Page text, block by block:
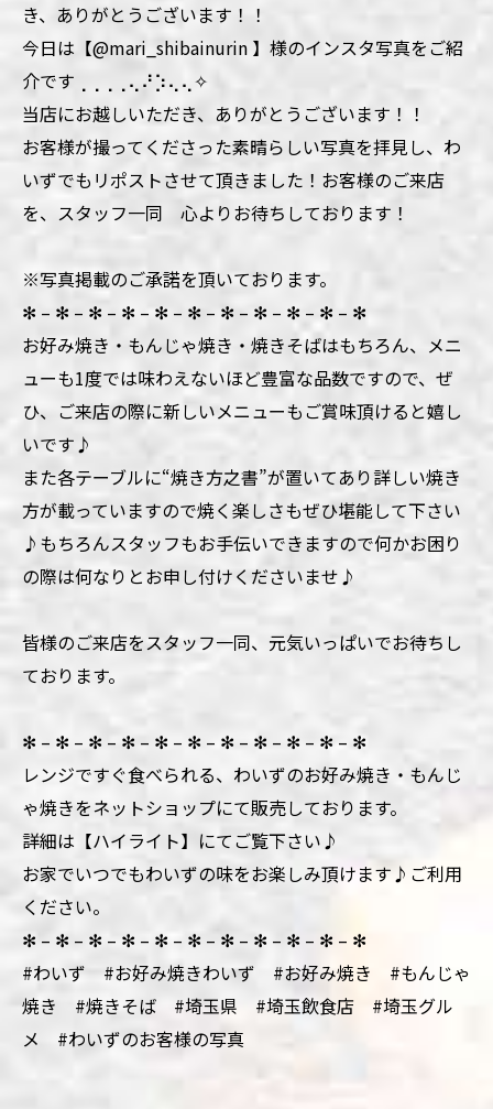
き、ありがとうございます！！
今日は【@mari_shibainurin 】様のインスタ写真をご紹
介です⢀⢀⢀⢀⢄⠜⡱⢄⢄✧
当店にお越しいただき、ありがとうございます！！
お客様が撮ってくださった素晴らしい写真を拝見し、わ
いずでもリポストさせて頂きました！お客様のご来店
を、スタッフ一同 心よりお待ちしております！
※写真掲載のご承諾を頂いております。
✻ – ✻ – ✻ – ✻ – ✻ – ✻ – ✻ – ✻ – ✻ – ✻ – ✻
お好み焼き・もんじゃ焼き・焼きそばはもちろん、メニ
ューも1度では味わえないほど豊富な品数ですので、ぜ
ひ、ご来店の際に新しいメニューもご賞味頂けると嬉し
いです♪
また各テーブルに“焼き方之書”が置いてあり詳しい焼き
方が載っていますので焼く楽しさもぜひ堪能して下さい
♪もちろんスタッフもお手伝いできますので何かお困り
の際は何なりとお申し付けくださいませ♪
皆様のご来店をスタッフ一同、元気いっぱいでお待ちし
ております。
✻ – ✻ – ✻ – ✻ – ✻ – ✻ – ✻ – ✻ – ✻ – ✻ – ✻
レンジですぐ食べられる、わいずのお好み焼き・もんじ
ゃ焼きをネットショップにて販売しております。
詳細は【ハイライト】にてご覧下さい♪
お家でいつでもわいずの味をお楽しみ頂けます♪ご利用
ください。
✻ – ✻ – ✻ – ✻ – ✻ – ✻ – ✻ – ✻ – ✻ – ✻ – ✻
#わいず #お好み焼きわいず #お好み焼き #もんじゃ
焼き #焼きそば #埼玉県 #埼玉飲食店 #埼玉グル
メ #わいずのお客様の写真